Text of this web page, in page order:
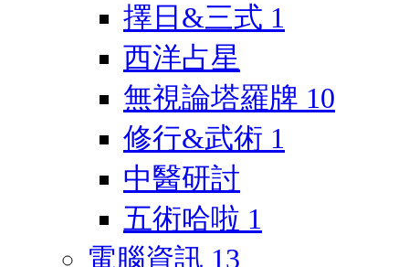
擇日&三式 1
西洋占星
無視論塔羅牌 10
修行&武術 1
中醫研討
五術哈啦 1
電腦資訊 13